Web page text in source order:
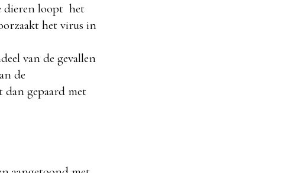
dieren loopt het
het virus in
van de gevallen
de
dan gepaard met